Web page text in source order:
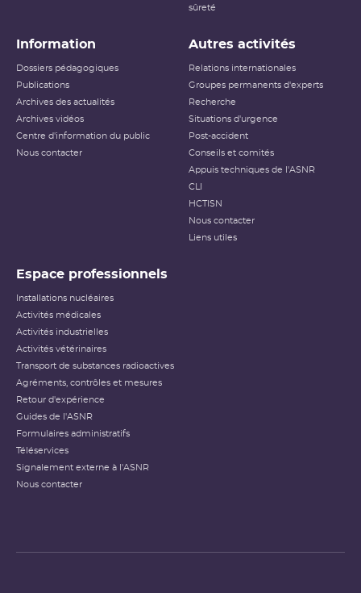
sûreté
Information
Dossiers pédagogiques
Publications
Archives des actualités
Archives vidéos
Centre d'information du public
Nous contacter
Autres activités
Relations internationales
Groupes permanents d'experts
Recherche
Situations d'urgence
Post-accident
Conseils et comités
Appuis techniques de l'ASNR
CLI
HCTISN
Nous contacter
Liens utiles
Espace professionnels
Installations nucléaires
Activités médicales
Activités industrielles
Activités vétérinaires
Transport de substances radioactives
Agréments, contrôles et mesures
Retour d'expérience
Guides de l'ASNR
Formulaires administratifs
Téléservices
Signalement externe à l'ASNR
Nous contacter